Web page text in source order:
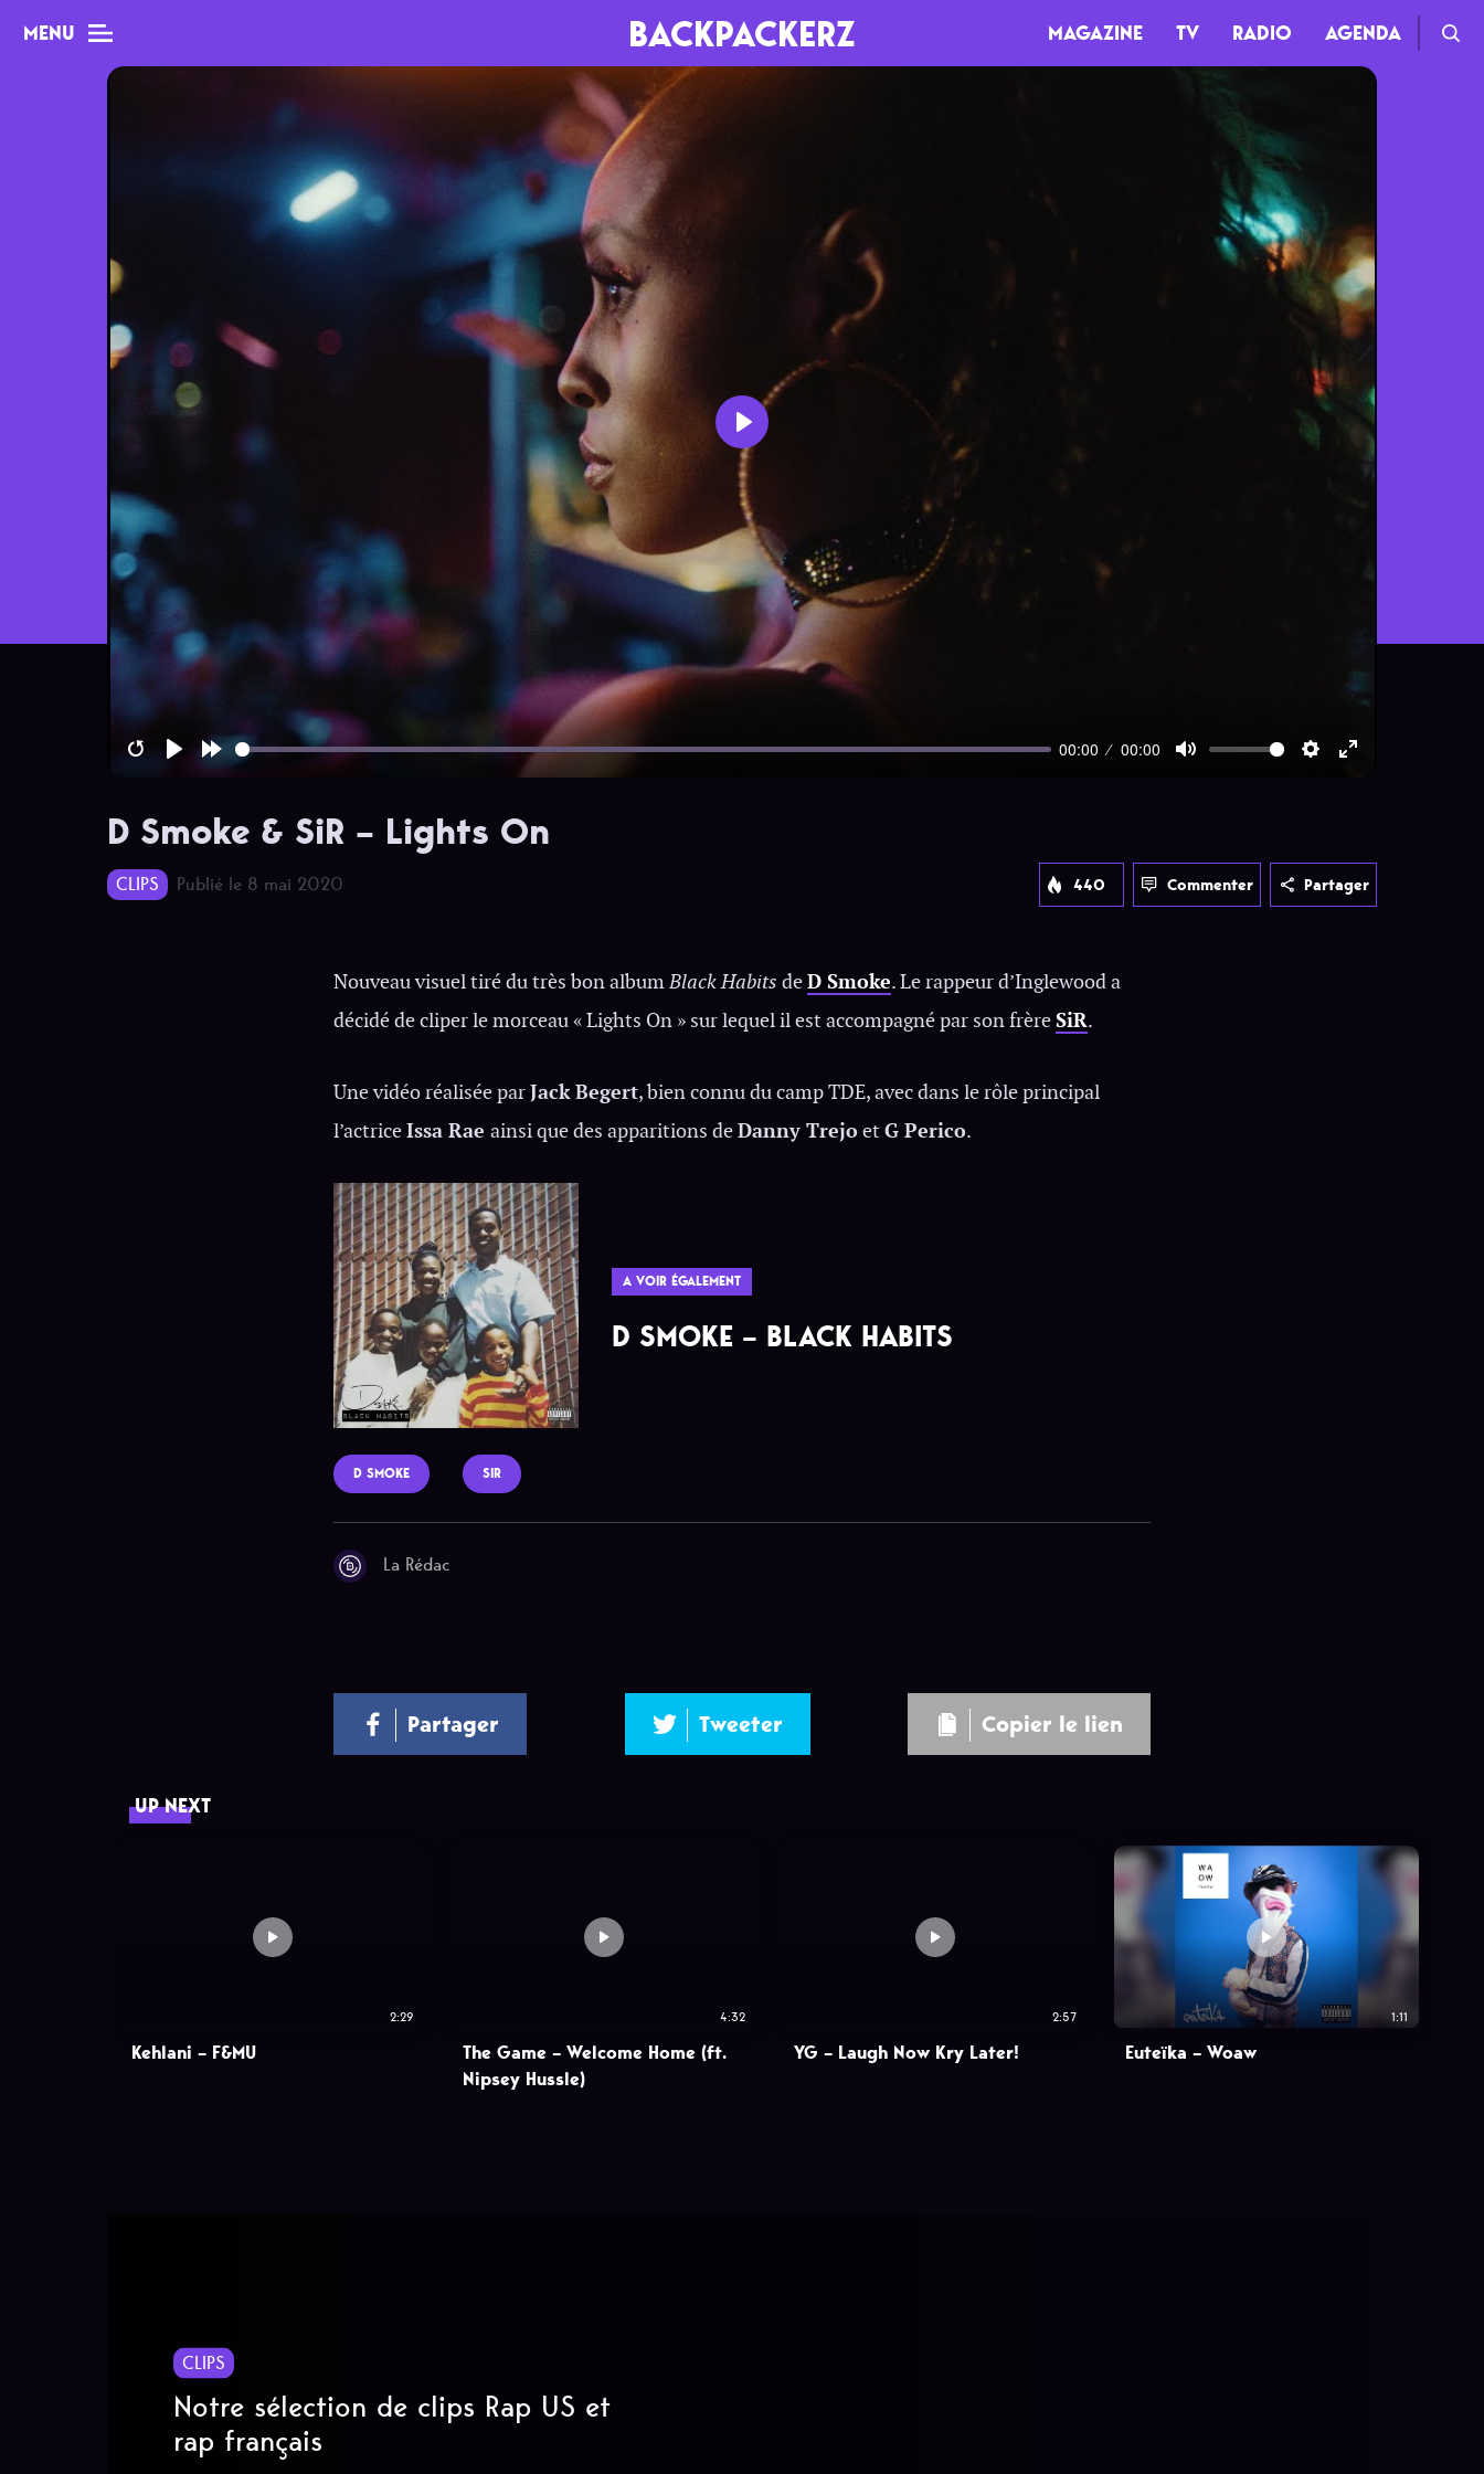
MENU BACKPACKERZ MAGAZINE TV RADIO AGENDA
MAG
Chroniques
Sorties
Newsletter
AGENDA
Paris
Festivals
Podcasts
Mixes
TV
Clips
Live
Documentaires
PlayForward
00:00 00:00
Play
D Smoke & SiR – Lights On
CLIPS Publié le 8 mai 2020 440 Commenter Partager
Nouveau visuel tiré du très bon albumBlack Habits deD Smoke. Le rappeur d’Inglewood a
décidé de cliper le morceau « Lights On » sur lequel il est accompagné par son frèreSiR.
Une vidéo réalisée parJack Begert, bien connu du camp TDE, avec dans le rôle principal
l’actriceIssa Rae ainsi que des apparitions deDanny Trejoet G Perico.
A VOIR ÉGALEMENT
D SMOKE – BLACK HABITS
D SMOKE SIR
La Rédac
Partager Tweeter Copier le lien
UP NEXT
2:29
Kehlani – F&MU
4:32
The Game – Welcome Home (ft.
Nipsey Hussle)
2:57
YG – Laugh Now Kry Later!
1:11
Euteïka – Woaw
CLIPS
Notre sélection de clips Rap US et
rap français